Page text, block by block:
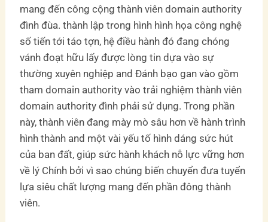
mang đến công cộng thành viên domain authority
đình đùa. thành lập trong hình hình họa công nghệ
số tiến tới táo tợn, hệ điều hành đó đang chóng
vánh đoạt hữu lấy được lòng tin dựa vào sự
thường xuyên nghiệp and Đánh bạo gan vào gồm
tham domain authority vào trải nghiệm thành viên
domain authority đình phải sử dụng. Trong phần
này, thành viên đang mày mò sâu hơn về hành trình
hình thành and một vài yếu tố hình dáng sức hút
của ban đất, giúp sức hành khách nỗ lực vững hơn
về lý Chính bởi vì sao chúng biến chuyển đưa tuyển
lựa siêu chất lượng mang đến phần đông thành
viên.